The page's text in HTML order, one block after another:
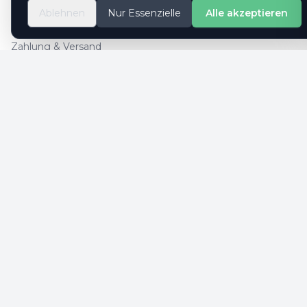
So geht es
Kontaktformular
Zahlung & Versand
Ablehnen Nur Essenzielle Alle akzeptieren